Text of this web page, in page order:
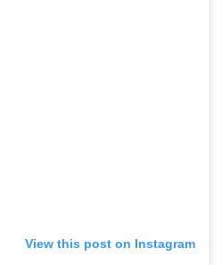
View this post on Instagram